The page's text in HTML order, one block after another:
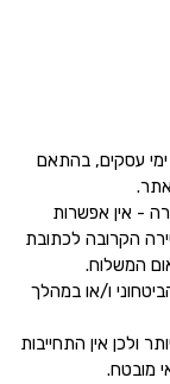
1. החברה תדאג לאספקת המוצר ללקוח'ה, עד 14 ימי עסקים, בהתאם
- אין אפשרות
הקרובה לכתובת
המשלוח.
ו/או במהלך
ולכן אין התחייבות
מובטח.